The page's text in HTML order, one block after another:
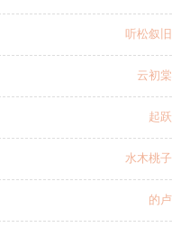
听松叙旧
云初棠
起跃
水木桃子
的卢